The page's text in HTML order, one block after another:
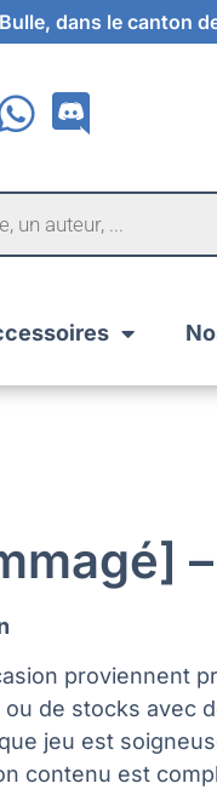
dans le canton
proviennent
de stocks avec
jeu est
contenu est